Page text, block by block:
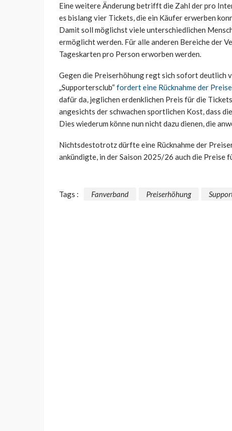
Eine weitere Änderung betrifft die Zahl der pro
es bislang vier Tickets, die ein Käufer erwerben
Damit soll möglichst viele unterschiedlichen
ermöglicht werden. Für alle anderen Bereiche der
Tageskarten pro Person erworben werden.
Gegen die Preiserhöhung regt sich sofort deutlich
„Supportersclub“fordert eine Rücknahme der
dafür da, jeglichen erdenklichen Preis für die
angesichts der schwachen sportlichen Kost, dass
Dies wiederum könne nun nicht dazu dienen, die
Nichtsdestotrotz dürfte eine Rücknahme der
ankündigte, in der Saison 2025/26 auch die Preise
Tags : Fanverband Preiserhöhung